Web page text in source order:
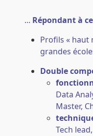
... Répondant à
Profils « haut
grandes
Double
Data
Master,
Tech